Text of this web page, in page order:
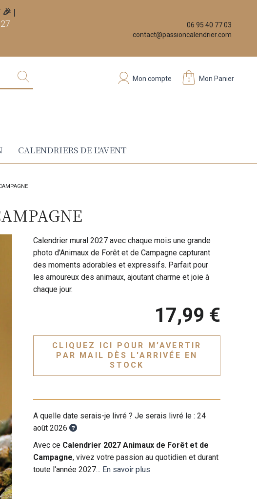
🎉 |
06 95 40 77 03
contact@passioncalendrier.com
0 Mon Panier
Mon compte
CALENDRIERS DE L'AVENT
Calendrier mural 2027 avec chaque mois une grande
photo d'Animaux de Forêt et de Campagne capturant
des moments adorables et expressifs. Parfait pour
les amoureux des animaux, ajoutant charme et joie à
chaque jour.
17,99 €
CLIQUEZ ICI POUR M’AVERTIR
PAR MAIL DÈS L'ARRIVÉE EN
STOCK
A quelle date serais-je livré ? Je serais livré le :24
août 2026
Avec ce Calendrier 2027 Animaux de Forêt et de
Campagne, vivez votre passion au quotidien et durant
toute l'année 2027... En savoir plus